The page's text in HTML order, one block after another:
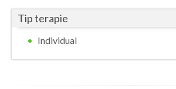
Tip terapie
Individual